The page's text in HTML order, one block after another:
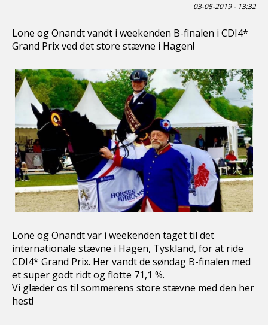
03-05-2019 - 13:32
Lone og Onandt vandt i weekenden B-finalen i CDI4*
Grand Prix ved det store stævne i Hagen!
Lone og Onandt var i weekenden taget til det
internationale stævne i Hagen, Tyskland, for at ride
CDI4* Grand Prix. Her vandt de søndag B-finalen med
et super godt ridt og flotte 71,1 %.
Vi glæder os til sommerens store stævne med den her
hest!